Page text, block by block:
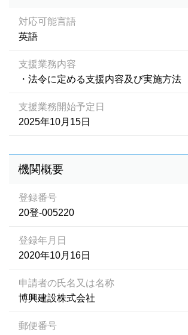
対応可能言語
英語
支援業務内容
・法令に定める支援内容及び実施方法
支援業務開始予定日
2025年10月15日
機関概要
登録番号
20登-005220
登録年月日
2020年10月16日
申請者の氏名又は名称
博興建設株式会社
郵便番号